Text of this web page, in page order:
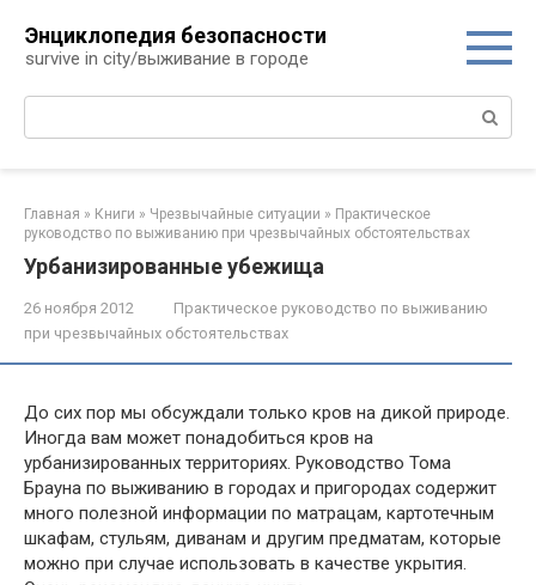
контенту
Энциклопедия безопасности
survive in city/выживание в городе
Поиск:
Главная » Книги » Чрезвычайные ситуации » Практическое
руководство по выживанию при чрезвычайных обстоятельствах
Урбанизированные убежища
26 ноября 2012
Практическое руководство по выживанию
при чрезвычайных обстоятельствах
До сих пор мы обсуждали только кров на дикой природе.
Иногда вам может понадобиться кров на
урбанизированных территориях. Ру­ководство Тома
Брауна по выживанию в городах и пригородах содер­жит
много полезной информации по матрацам, картотечным
шкафам, стульям, диванам и другим предматам, которые
можно при случае ис­пользовать в качестве укрытия.